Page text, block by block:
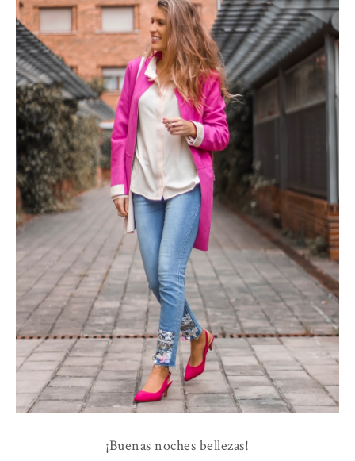
¡Buenas noches bellezas!